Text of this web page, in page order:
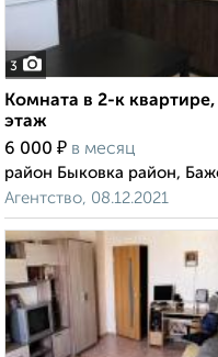
3
Комната в 2-к
этаж
6 000 ₽ в месяц
район Быковка район,
Агентство, 08.12.2021